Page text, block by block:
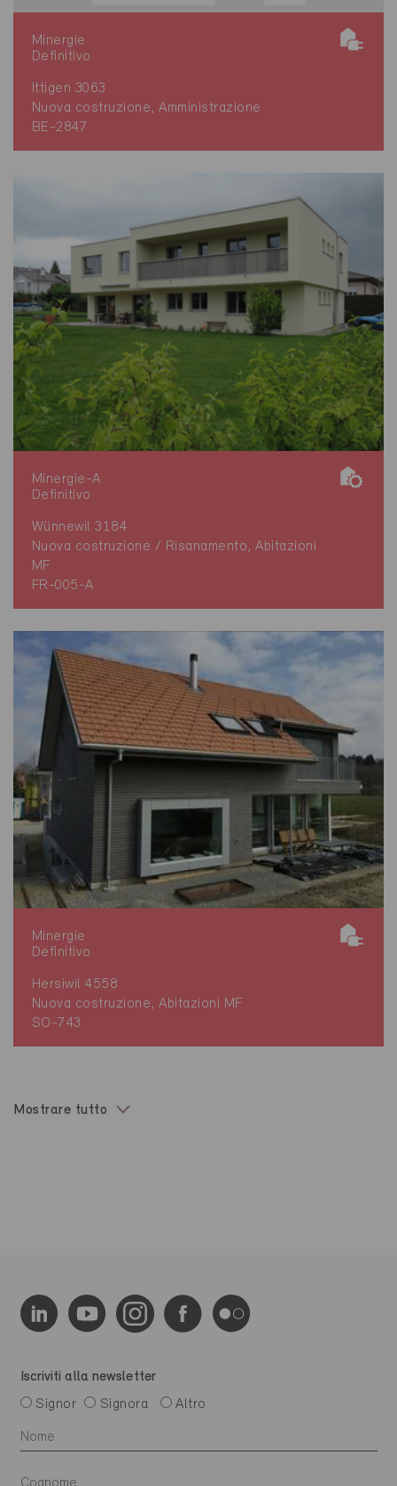
Minergie
Definitivo
Ittigen 3063
Nuova costruzione, Amministrazione
BE-2847
Minergie-A
Definitivo
Wünnewil 3184
Nuova costruzione / Risanamento, Abitazioni
MF
FR-005-A
Minergie
Definitivo
Hersiwil 4558
Nuova costruzione, Abitazioni MF
SO-743
Mostrare tutto
Iscriviti alla newsletter
Signor
Signora Altro